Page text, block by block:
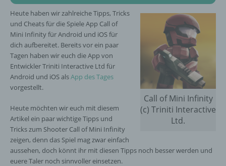
Call of Mini Infinity
(c) Triniti Interactive
Ltd.
Heute haben wir zahlreiche Tipps, Tricks
und Cheats für die Spiele App Call of
Mini Infinity für Android und iOS für
dich aufbereitet. Bereits vor ein paar
Tagen haben wir euch die App von
Entwickler Triniti Interactive Ltd für
Android und iOS alsApp des Tages
vorgestellt.
Heute möchten wir euch mit diesem
Artikel ein paar wichtige Tipps und
Tricks zum Shooter Call of Mini Infinity
zeigen, denn das Spiel mag zwar einfach
aussehen, doch könnt ihr mit diesen Tipps noch besser werden und
euere Taler noch sinnvoller einsetzen.